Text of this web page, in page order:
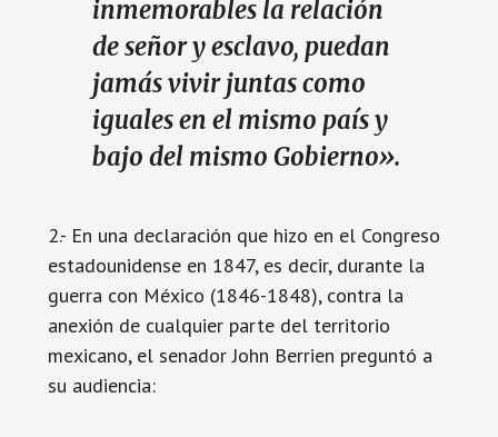
inmemorables la relación
de señor y esclavo, puedan
jamás vivir juntas como
iguales en el mismo país y
bajo del mismo Gobierno».
2.- En una declaración que hizo en el Congreso
estadounidense en 1847, es decir, durante la
guerra con México (1846-1848), contra la
anexión de cualquier parte del territorio
mexicano, el senador John Berrien preguntó a
su audiencia: